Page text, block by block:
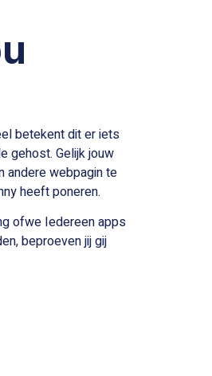
betekent dit er iets
gehost. Gelijk jouw
andere webpagin te
heeft poneren.
ofwe Iedereen apps
beproeven jij gij